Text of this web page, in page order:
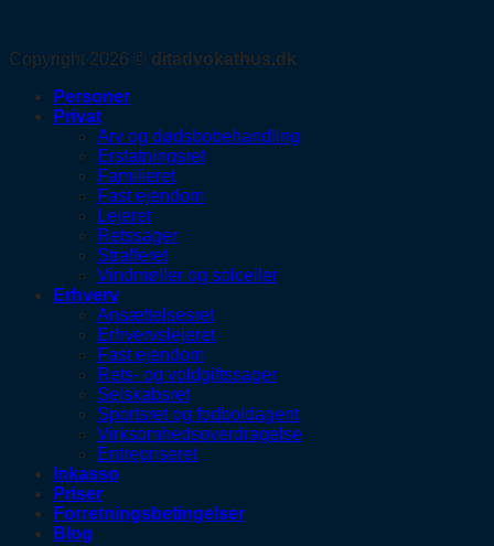
Copyright 2026 © ditadvokathus.dk
Personer
Privat
Arv og dødsbobehandling
Erstatningsret
Familieret
Fast ejendom
Lejeret
Retssager
Strafferet
Vindmøller og solceller
Erhverv
Ansættelsesret
Erhvervslejeret
Fast ejendom
Rets- og voldgiftssager
Selskabsret
Sportsret og fodboldagent
Virksomhedsoverdragelse
Entrepriseret
Inkasso
Priser
Forretningsbetingelser
Blog